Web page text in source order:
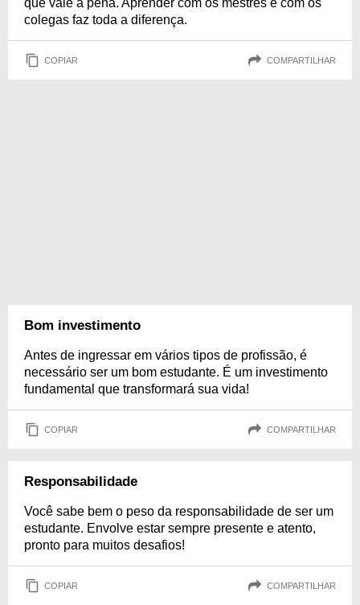
que vale a pena. Aprender com os mestres e com os
colegas faz toda a diferença.
COPIAR COMPARTILHAR
Bom investimento
Antes de ingressar em vários tipos de profissão, é
necessário ser um bom estudante. É um investimento
fundamental que transformará sua vida!
COPIAR COMPARTILHAR
Responsabilidade
Você sabe bem o peso da responsabilidade de ser um
estudante. Envolve estar sempre presente e atento,
pronto para muitos desafios!
COPIAR COMPARTILHAR